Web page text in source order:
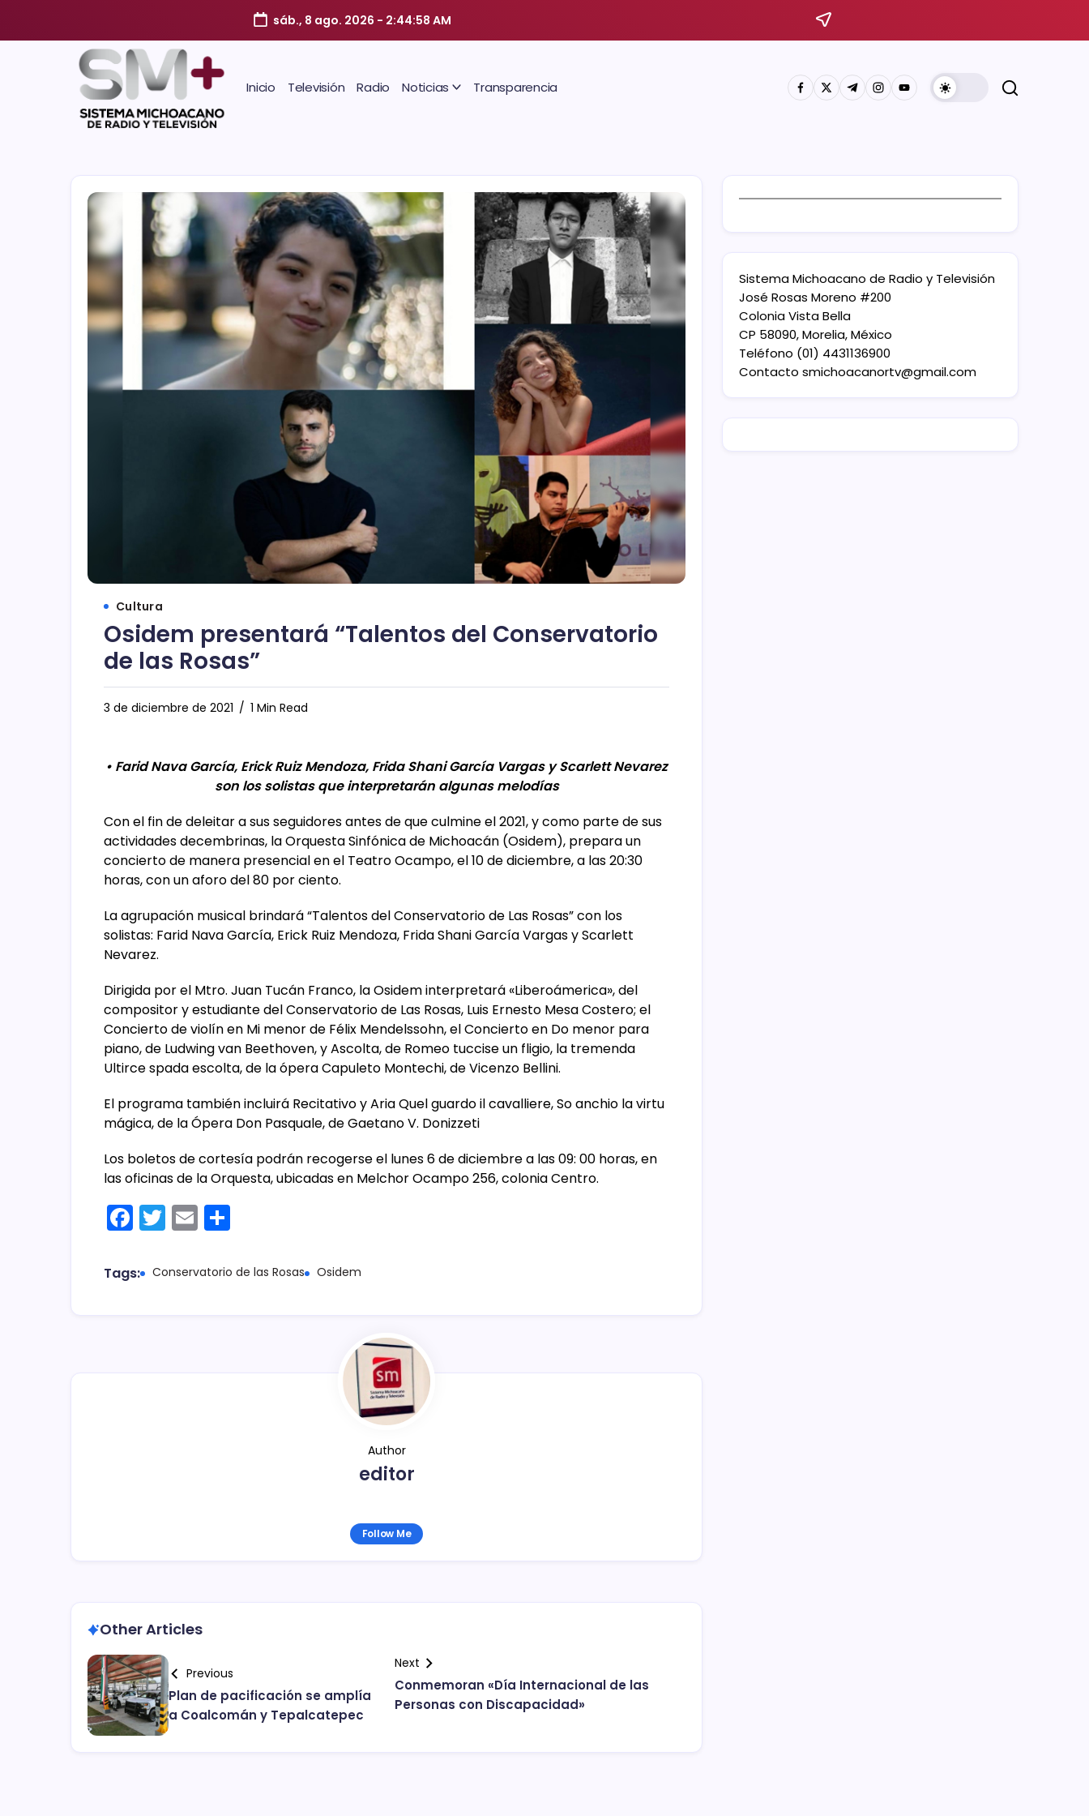
sáb., 8 ago. 2026 - 2:44:59 AM
Inicio Televisión Radio Noticias Transparencia
Cultura
Osidem presentará “Talentos del Conservatorio
de las Rosas”
3 de diciembre de 2021 1 Min Read
• Farid Nava García, Erick Ruiz Mendoza, Frida Shani García Vargas y Scarlett Nevarez
son los solistas que interpretarán algunas melodías
Con el fin de deleitar a sus seguidores antes de que culmine el 2021, y como parte de sus
actividades decembrinas, la Orquesta Sinfónica de Michoacán (Osidem), prepara un
concierto de manera presencial en el Teatro Ocampo, el 10 de diciembre, a las 20:30
horas, con un aforo del 80 por ciento.
La agrupación musical brindará “Talentos del Conservatorio de Las Rosas” con los
solistas: Farid Nava García, Erick Ruiz Mendoza, Frida Shani García Vargas y Scarlett
Nevarez.
Dirigida por el Mtro. Juan Tucán Franco, la Osidem interpretará «Liberoámerica», del
compositor y estudiante del Conservatorio de Las Rosas, Luis Ernesto Mesa Costero; el
Concierto de violín en Mi menor de Félix Mendelssohn, el Concierto en Do menor para
piano, de Ludwing van Beethoven, y Ascolta, de Romeo tuccise un fligio, la tremenda
Ultirce spada escolta, de la ópera Capuleto Montechi, de Vicenzo Bellini.
El programa también incluirá Recitativo y Aria Quel guardo il cavalliere, So anchio la virtu
mágica, de la Ópera Don Pasquale, de Gaetano V. Donizzeti
Los boletos de cortesía podrán recogerse el lunes 6 de diciembre a las 09: 00 horas, en
las oficinas de la Orquesta, ubicadas en Melchor Ocampo 256, colonia Centro.
F
c
T
itt
E
ai m
Tags: Conservatorio de las Rosas Osidem
Author
editor
Follow Me
Other Articles
Previous
Plan de pacificación se amplía
a Coalcomán y Tepalcatepec
Next
Conmemoran «Día Internacional de las
Personas con Discapacidad»
Sistema Michoacano de Radio y Televisión
José Rosas Moreno #200
Colonia Vista Bella
CP 58090, Morelia, México
Teléfono (01) 4431136900
Contacto smichoacanortv@gmail.com